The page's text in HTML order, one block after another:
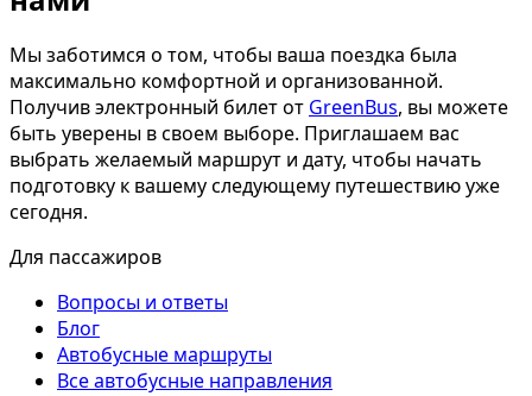
Мы заботимся о том, чтобы ваша поездка была
максимально комфортной и организованной.
Получив электронный билет от GreenBus, вы можете
быть уверены в своем выборе. Приглашаем вас
выбрать желаемый маршрут и дату, чтобы начать
подготовку к вашему следующему путешествию уже
сегодня.
Для пассажиров
Вопросы и ответы
Блог
Автобусные маршруты
Все автобусные направления